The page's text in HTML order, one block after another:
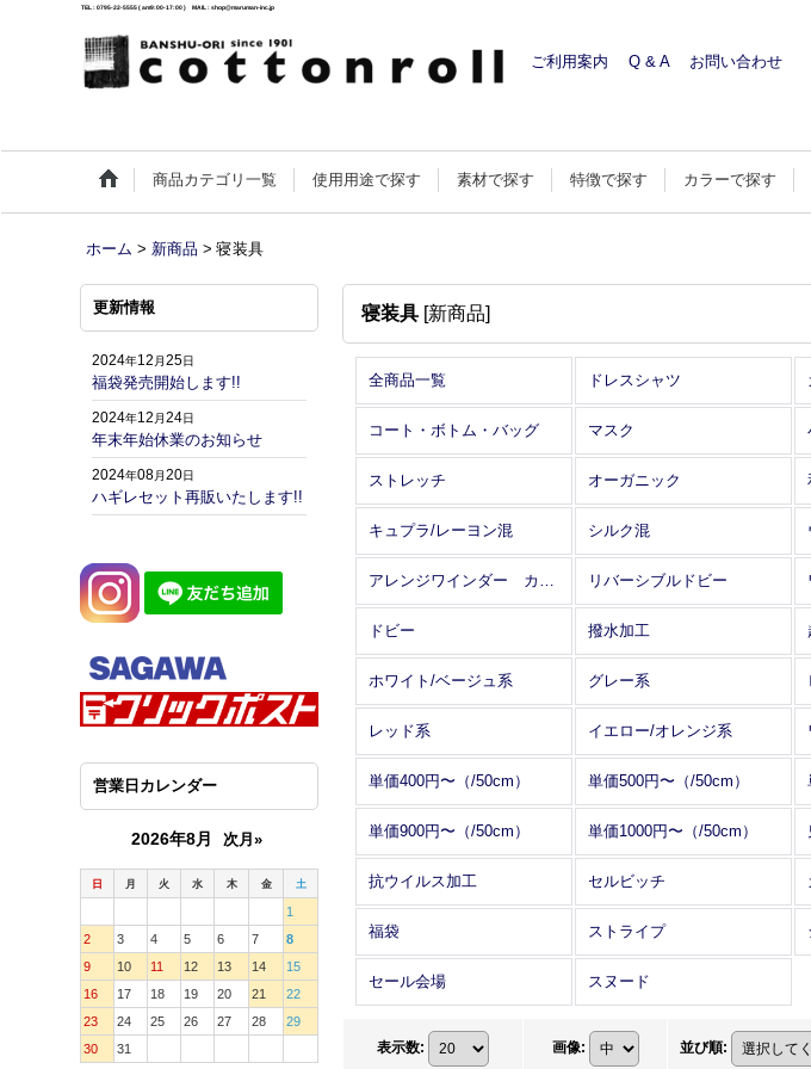
TEL : 0795-22-5555 ( am9:00-17:00 ) MAIL : shop@maruman-inc.jp
ご利用案内 Q & A お問い合わせ
商品カテゴリ一覧 使用用途で探す 素材で探す 特徴で探す カラーで探す
ホーム > 新商品 > 寝装具
更新情報
2024年12 月25日
福袋発売開始します!!
2024年12 月24日
年末年始休業のお知らせ
2024年08月20日
ハギレセット再販いたします!!
営業日カレンダー
2026年8月 次月»
日 月 火 水 木 金 土
1
2
3 4 5 6 7
8
9
10 11 12 13 14
15
16
17 18 19 20 21
22
23
24 25 26 27 28
29
30
31
寝装具 [新商品]
全商品一覧 ドレスシャツ
コート・ボトム・バッグ マスク
ストレッチ オーガニック
キュプラ/レーヨン混 シルク混
アレンジワインダー カットジャカード リバーシブルドビー
ドビー 撥水加工
ホワイト/ベージュ系 グレー系
レッド系 イエロー/オレンジ系
単価400円〜（/50cm） 単価500円〜（/50cm）
単価900円〜（/50cm） 単価1000円〜（/50cm）
抗ウイルス加工 セルビッチ
福袋 ストライプ
セール会場 スヌード
表示数: 画像: 並び順: